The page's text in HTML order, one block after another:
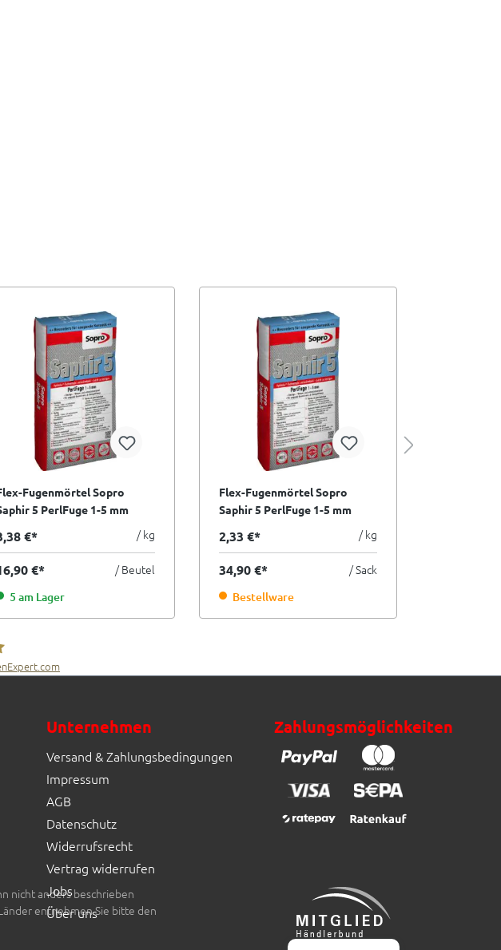
Fugenmörtel Sopro
5 PerlFuge 1-5 mm
€* / kg
€* / Beutel
5 am Lager
Flex-Fugenmörtel Sopro
Saphir 5 PerlFuge 1-5 mm
2,33 €* / kg
34,90 €* / Sack
Bestellware
Unternehmen
Versand & Zahlungsbedingungen
Impressum
AGB
Datenschutz
Widerrufsrecht
Vertrag widerrufen
Jobs
Über uns
Zahlungsmöglichkeiten
nicht anders beschrieben
entnehmen Sie bitte den